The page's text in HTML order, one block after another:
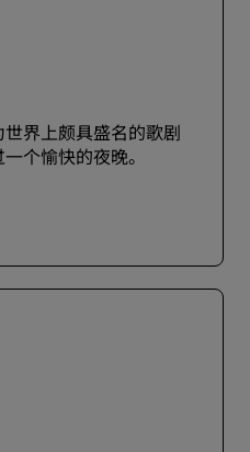
界上颇具盛名的歌剧
个愉快的夜晚。